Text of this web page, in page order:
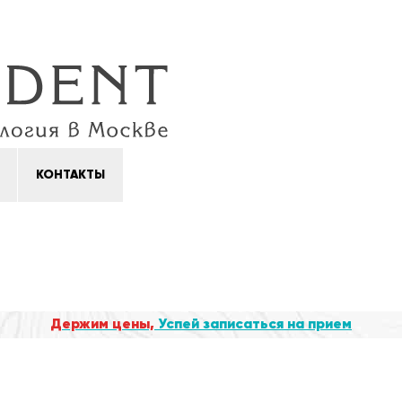
КОНТАКТЫ
Держим цены, Успей записаться на прием